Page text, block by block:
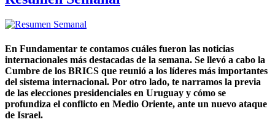
En Fundamentar te contamos cuáles fueron las noticias
internacionales más destacadas de la semana. Se llevó a cabo la
Cumbre de los BRICS que reunió a los líderes más importantes
del sistema internacional. Por otro lado, te narramos la previa
de las elecciones presidenciales en Uruguay y cómo se
profundiza el conflicto en Medio Oriente, ante un nuevo ataque
de Israel.